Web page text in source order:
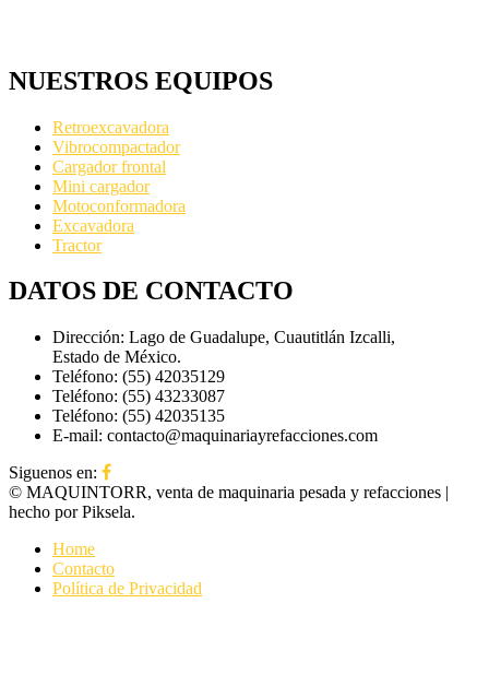
NUESTROS EQUIPOS
Retroexcavadora
Vibrocompactador
Cargador frontal
Mini cargador
Motoconformadora
Excavadora
Tractor
DATOS DE CONTACTO
Dirección: Lago de Guadalupe, Cuautitlán Izcalli,
Estado de México.
Teléfono: (55) 42035129
Teléfono: (55) 43233087
Teléfono: (55) 42035135
E-mail: contacto@maquinariayrefacciones.com
Siguenos en:
© MAQUINTORR, venta de maquinaria pesada y refacciones |
hecho por Piksela.
Home
Contacto
Política de Privacidad